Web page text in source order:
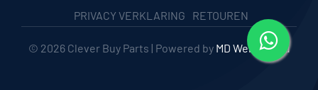
PRIVACY VERKLARING
RETOUREN
© 2026 Clever Buy Parts | Powered by MD Webbureau